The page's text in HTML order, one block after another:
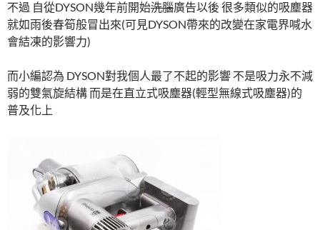
不過 自從DYSON幾年前開始洗腦廣告以後 很多類似的吸塵器
就如雨後春筍般冒出來(可見DYSON帶來的改變在家電界喊水
會結凍的影響力)
而小編認為 DYSON對我個人最了不起的影響 不是吸力永不減
弱的雙氣旋結構 而是在直立式吸塵器(輕型無線式吸塵器)的
普及化上